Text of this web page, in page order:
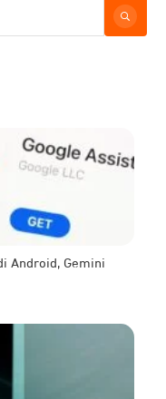
Android, Gemini